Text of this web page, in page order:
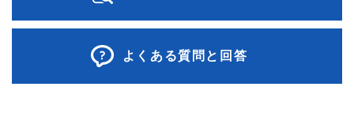
よくある質問と回答